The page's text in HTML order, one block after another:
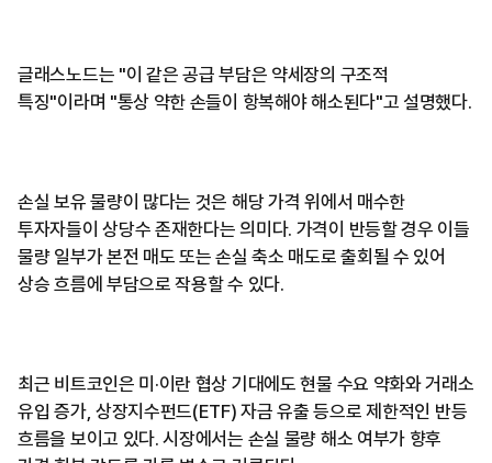
글래스노드는 "이 같은 공급 부담은 약세장의 구조적
특징"이라며 "통상 약한 손들이 항복해야 해소된다"고 설명했다.
손실 보유 물량이 많다는 것은 해당 가격 위에서 매수한
투자자들이 상당수 존재한다는 의미다. 가격이 반등할 경우 이들
물량 일부가 본전 매도 또는 손실 축소 매도로 출회될 수 있어
상승 흐름에 부담으로 작용할 수 있다.
최근 비트코인은 미·이란 협상 기대에도 현물 수요 약화와 거래소
유입 증가, 상장지수펀드(ETF) 자금 유출 등으로 제한적인 반등
흐름을 보이고 있다. 시장에서는 손실 물량 해소 여부가 향후